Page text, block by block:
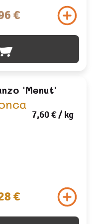
€
'menut'
7,60 €/ kg
€